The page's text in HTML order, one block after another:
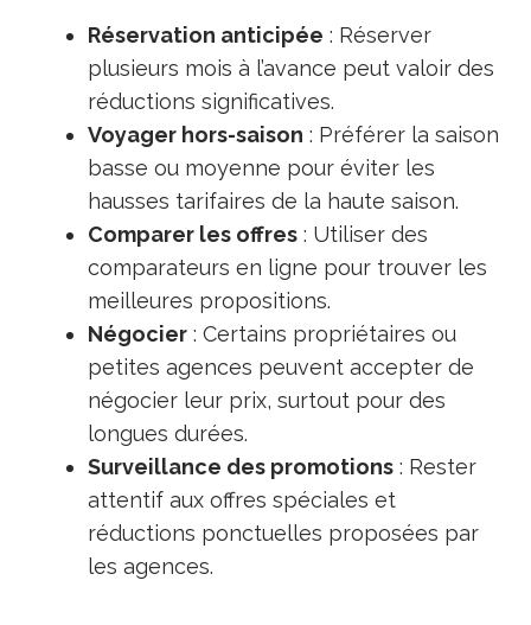
Réservation anticipée : Réserver
plusieurs mois à l’avance peut valoir des
réductions significatives.
Voyager hors-saison : Préférer la saison
basse ou moyenne pour éviter les
hausses tarifaires de la haute saison.
Comparer les offres : Utiliser des
comparateurs en ligne pour trouver les
meilleures propositions.
Négocier : Certains propriétaires ou
petites agences peuvent accepter de
négocier leur prix, surtout pour des
longues durées.
Surveillance des promotions : Rester
attentif aux offres spéciales et
réductions ponctuelles proposées par
les agences.